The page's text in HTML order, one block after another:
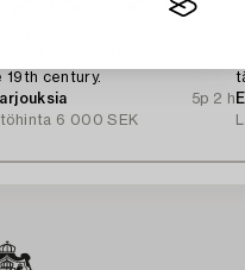
19th century.
5p 2 h
6 000 SEK